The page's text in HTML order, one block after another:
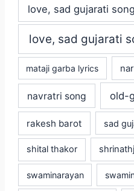
love, sad gujarati song
love, sad gujarati
mataji garba lyrics
navratri song old-
rakesh barot sad
shital thakor
swaminarayan